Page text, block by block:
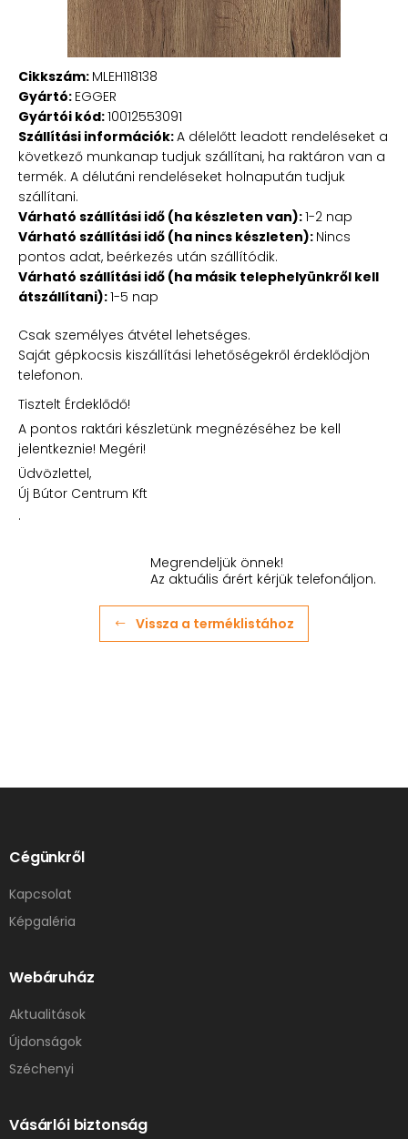
Cikkszám: MLEH118138
Gyártó: EGGER
Gyártói kód:10012553091
Szállítási információk:A délelőtt leadott rendeléseket a
következő munkanap tudjuk szállítani, ha raktáron van a
termék. A délutáni rendeléseket holnapután tudjuk
szállítani.
Várható szállítási idő (ha készleten van):1-2 nap
Várható szállítási idő (ha nincs készleten): Nincs
pontos adat, beérkezés után szállítódik.
Várható szállítási idő (ha másik telephelyünkről kell
átszállítani):1-5 nap
Csak személyes átvétel lehetséges.
Saját gépkocsis kiszállítási lehetőségekről érdeklődjön
telefonon.
Tisztelt Érdeklődő!
A pontos raktári készletünk megnézéséhez be kell
jelentkeznie! Megéri!
Üdvözlettel,
Új Bútor Centrum Kft
.
Megrendeljük önnek!
Az aktuális árért kérjük telefonáljon.
Vissza a terméklistához
Cégünkről
Kapcsolat
Képgaléria
Webáruház
Aktualitások
Újdonságok
Széchenyi
Vásárlói biztonság